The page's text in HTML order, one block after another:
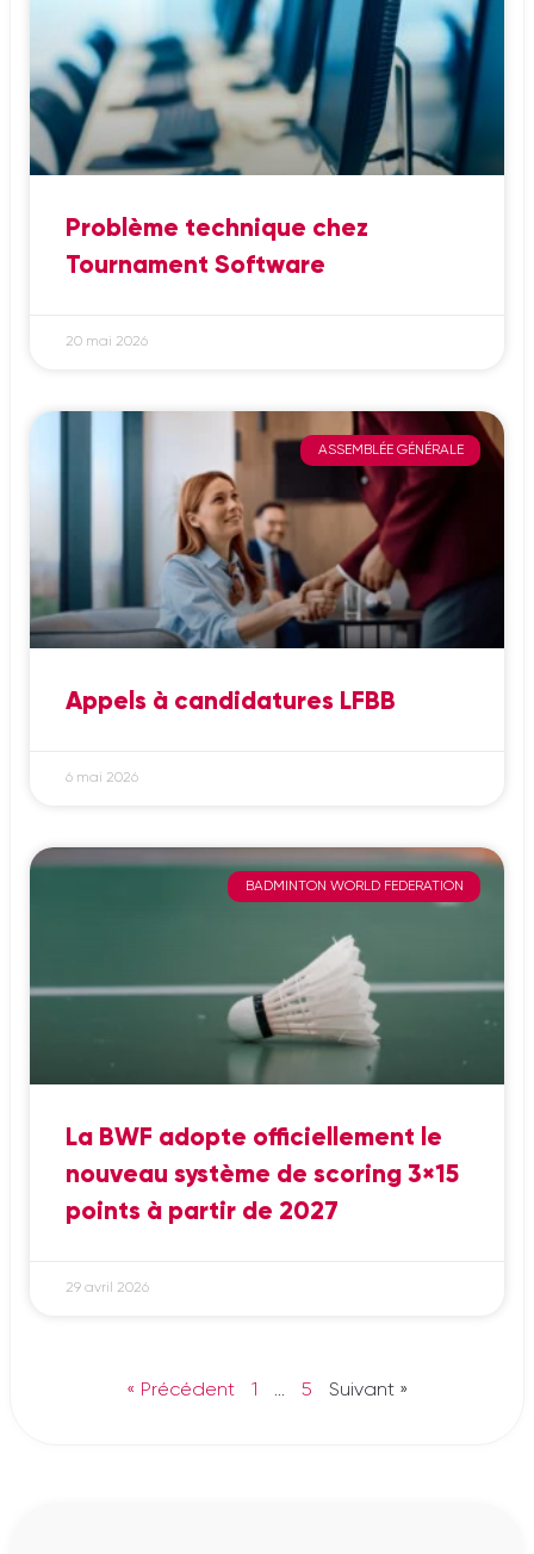
Problème technique chez
Tournament Software
20 mai 2026
ASSEMBLÉE GÉNÉRALE
Appels à candidatures LFBB
6 mai 2026
BADMINTON WORLD FEDERATION
La BWF adopte officiellement le
nouveau système de scoring 3×15
points à partir de 2027
29 avril 2026
« Précédent 1 … 5 Suivant »